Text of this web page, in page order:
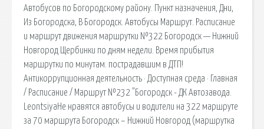
Автобусов по Богородскому району. Пункт назначения, Дни,
Из Богородска, В Богородск. Автобусы Маршрут. Расписание
и маршрут движения маршрутки №322 Богородск — Нижний
Новгород Щербинки по дням недели. Время прибытия
маршрутки по минутам. пострадавшим в ДТП!
Антикоррупционная деятельность · Доступная среда · Главная
/ Расписание / Маршрут №232 "Богородск - ДК Автозавода.
LeontsiyaНе нравятся автобусы и водители на 322 маршруте
за 70 маршрута Богородск – Нижний Новгород (маршрутка